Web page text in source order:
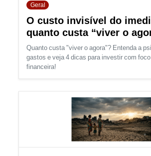
Geral
O custo invisível do
quanto custa “viver o
Quanto custa "viver o agora"? Entenda a
gastos e veja 4 dicas para investir com
financeira!